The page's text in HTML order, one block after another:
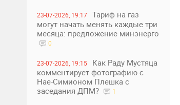
23-07-2026, 19:17
Тариф на газ
могут начать менять каждые три
месяца: предложение минэнерго
0
23-07-2026, 19:15
Как Раду Мустяца
комментирует фотографию с
Нае-Симионом Плешка с
заседания ДПМ?
1